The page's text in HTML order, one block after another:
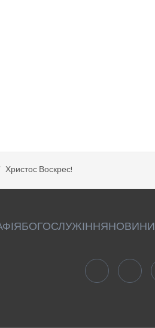
Христос Воскрес!
БОГОСЛУЖІННЯНОВИНИ